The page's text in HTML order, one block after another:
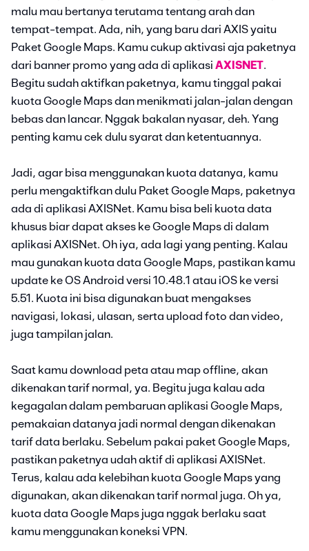
malu mau bertanya terutama tentang arah dan
tempat-tempat. Ada, nih, yang baru dari AXIS yaitu
Paket Google Maps. Kamu cukup aktivasi aja paketnya
dari banner promo yang ada di aplikasi AXISNET.
Begitu sudah aktifkan paketnya, kamu tinggal pakai
kuota Google Maps dan menikmati jalan-jalan dengan
bebas dan lancar. Nggak bakalan nyasar, deh. Yang
penting kamu cek dulu syarat dan ketentuannya.
Jadi, agar bisa menggunakan kuota datanya, kamu
perlu mengaktifkan dulu Paket Google Maps, paketnya
ada di aplikasi AXISNet. Kamu bisa beli kuota data
khusus biar dapat akses ke Google Maps di dalam
aplikasi AXISNet. Oh iya, ada lagi yang penting. Kalau
mau gunakan kuota data Google Maps, pastikan kamu
update ke OS Android versi 10.48.1 atau iOS ke versi
5.51. Kuota ini bisa digunakan buat mengakses
navigasi, lokasi, ulasan, serta upload foto dan video,
juga tampilan jalan.
Saat kamu download peta atau map offline, akan
dikenakan tarif normal, ya. Begitu juga kalau ada
kegagalan dalam pembaruan aplikasi Google Maps,
pemakaian datanya jadi normal dengan dikenakan
tarif data berlaku. Sebelum pakai paket Google Maps,
pastikan paketnya udah aktif di aplikasi AXISNet.
Terus, kalau ada kelebihan kuota Google Maps yang
digunakan, akan dikenakan tarif normal juga. Oh ya,
kuota data Google Maps juga nggak berlaku saat
kamu menggunakan koneksi VPN.